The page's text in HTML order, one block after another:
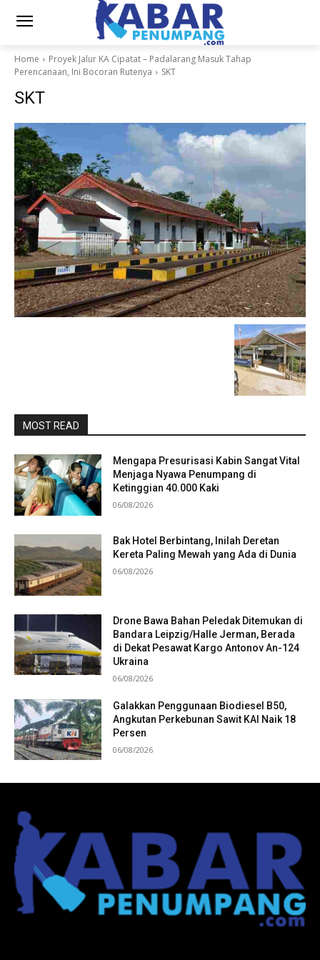
Home
Proyek Jalur KA Cipatat – Padalarang Masuk Tahap
Perencanaan, Ini Bocoran Rutenya
SKT
SKT
MOST READ
Mengapa Presurisasi Kabin Sangat Vital
Menjaga Nyawa Penumpang di
Ketinggian 40.000 Kaki
06/08/2026
Bak Hotel Berbintang, Inilah Deretan
Kereta Paling Mewah yang Ada di Dunia
06/08/2026
Drone Bawa Bahan Peledak Ditemukan di
Bandara Leipzig/Halle Jerman, Berada
di Dekat Pesawat Kargo Antonov An-124
Ukraina
06/08/2026
Galakkan Penggunaan Biodiesel B50,
Angkutan Perkebunan Sawit KAI Naik 18
Persen
06/08/2026